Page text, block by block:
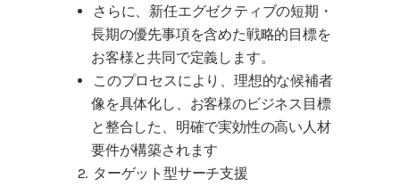
さらに、新任エグゼクティブの短期・
長期の優先事項を含めた戦略的目標を
お客様と共同で定義します。
このプロセスにより、理想的な候補者
像を具体化し、お客様のビジネス目標
と整合した、明確で実効性の高い人材
要件が構築されます
ターゲット型サーチ支援